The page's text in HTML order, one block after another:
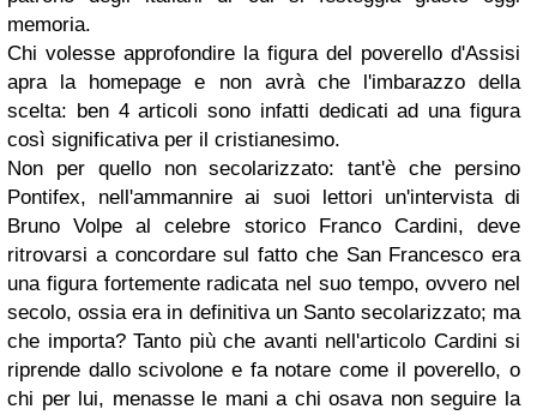
memoria.
Chi volesse approfondire la figura del poverello d'Assisi
apra la homepage e non avrà che l'imbarazzo della
scelta: ben 4 articoli sono infatti dedicati ad una figura
così significativa per il cristianesimo.
Non per quello non secolarizzato: tant'è che persino
Pontifex, nell'ammannire ai suoi lettori un'intervista di
Bruno Volpe al celebre storico Franco Cardini, deve
ritrovarsi a concordare sul fatto che San Francesco era
una figura fortemente radicata nel suo tempo, ovvero nel
secolo, ossia era in definitiva un Santo secolarizzato; ma
che importa? Tanto più che avanti nell'articolo Cardini si
riprende dallo scivolone e fa notare come il poverello, o
chi per lui, menasse le mani a chi osava non seguire la